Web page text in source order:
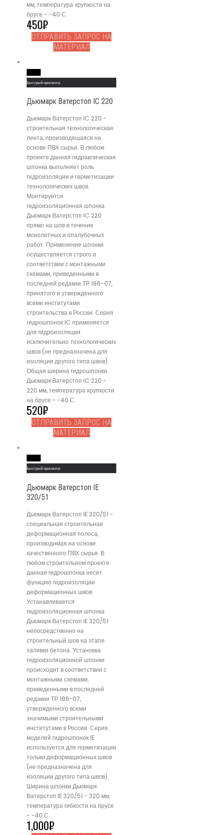
мм, температура хрупкости на
брусе - -40 С.
450₽
ОТПРАВИТЬ ЗАПРОС НА
МАТЕРИАЛ
Быстрый просмотр
Дьюмарк Ватерстоп IC 220
Дьюмарк Ватерстоп IC 220 -
строительная технологическая
лента, производящаяся на
основе ПВХ сырья. В любом
проекте данная гидравлическая
шпонка выполняет роль
гидроизоляции и герметизации
технологических швов.
Монтируется
гидроизоляционная шпонка
Дьюмарк Ватерстоп IC 220
прямо на шов в течение
монолитных и опалубочных
работ. Применение шпонки
осуществляется строго в
соответствии с монтажными
схемами, приведенными в
последней редакии ТР 186-07,
принятого и утвержденного
всеми институтами
строительства в России. Серия
гидрошпонок IC применяется
для гидроизоляции
исключительно технологических
швов (не предназначена для
изоляции другого типа швов).
Общая ширина гидрошпонки
Дьюмарк Ватерстоп IC 220 -
220 мм, температура хрупкости
на брусе - -40 С.
520₽
ОТПРАВИТЬ ЗАПРОС НА
МАТЕРИАЛ
Быстрый просмотр
Дьюмарк Ватерстоп IE
320/51
Дьюмарк Ватерстоп IE 320/51 -
специальная строительная
деформационная полоса,
производимая на основе
качественного ПВХ сырья. В
любом строительном проекте
данная гидрошпонка несет
функцию гидроизоляции
деформационных швов.
Устанавливается
гидроизоляционная шпонка
Дьюмарк Ватерстоп IE 320/51
непосредственно на
строительный шов на этапе
заливки бетона. Установка
гидроизоляционной шпонки
происходит в соответствии с
монтажными схемами,
приведенными в последней
редакии ТР 186-07,
утвержденного всеми
значимыми строительными
институтами в России. Серия
моделей гидрошпонок IE
используется для герметизации
только деформационных швов
(не предназначена для
изоляции другого типа швов).
Ширина шпонки Дьюмарк
Ватерстоп IE 320/51 - 320 мм,
температура гибкости на брусе
- -40 С.
1,000₽